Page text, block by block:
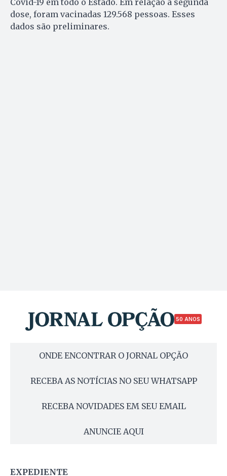
dose, foram vacinadas 129.568 pessoas. Esses
dados são preliminares.
50 ANOS
ONDE ENCONTRAR O JORNAL OPÇÃO
RECEBA AS NOTÍCIAS NO SEU WHATSAPP
RECEBA NOVIDADES EM SEU EMAIL
ANUNCIE AQUI
EXPEDIENTE